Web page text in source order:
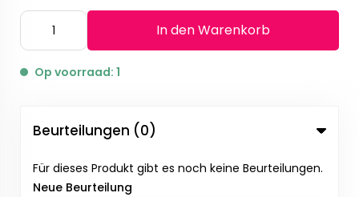
In den Warenkorb
Op voorraad: 1
Beurteilungen (0)
Für dieses Produkt gibt es noch keine Beurteilungen.
Neue Beurteilung